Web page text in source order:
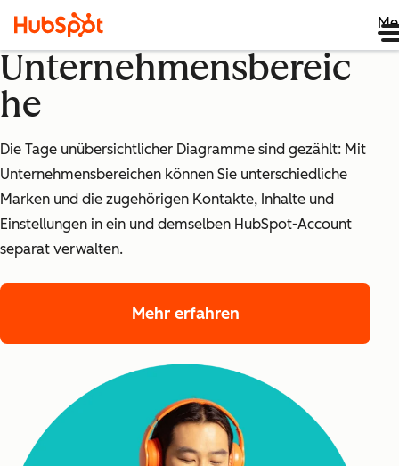
Unternehmensbereic
he
Die Tage unübersichtlicher Diagramme sind gezählt: Mit
Unternehmensbereichen können Sie unterschiedliche
Marken und die zugehörigen Kontakte, Inhalte und
Einstellungen in ein und demselben HubSpot-Account
separat verwalten.
Mehr erfahren